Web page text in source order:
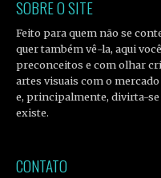
SOBRE O SITE
Feito para quem não se
quer também vê-la, aqui
preconceitos e com olhar
artes visuais com o
e, principalmente, divirta-se
existe.
CONTATO